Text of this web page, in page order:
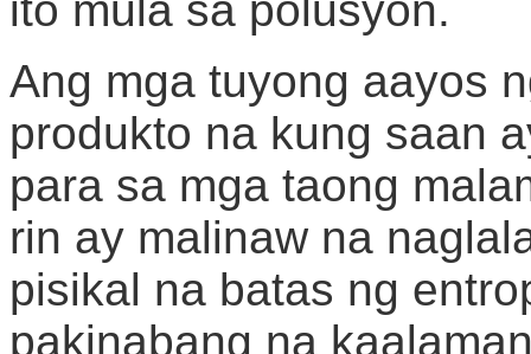
Ang mga tuyong aayos
produkto na kung saan
para sa mga taong
rin ay malinaw na
pisikal na batas ng
pakinabang na